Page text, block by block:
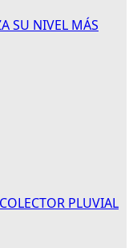
SU NIVEL MÁS
PLUVIAL